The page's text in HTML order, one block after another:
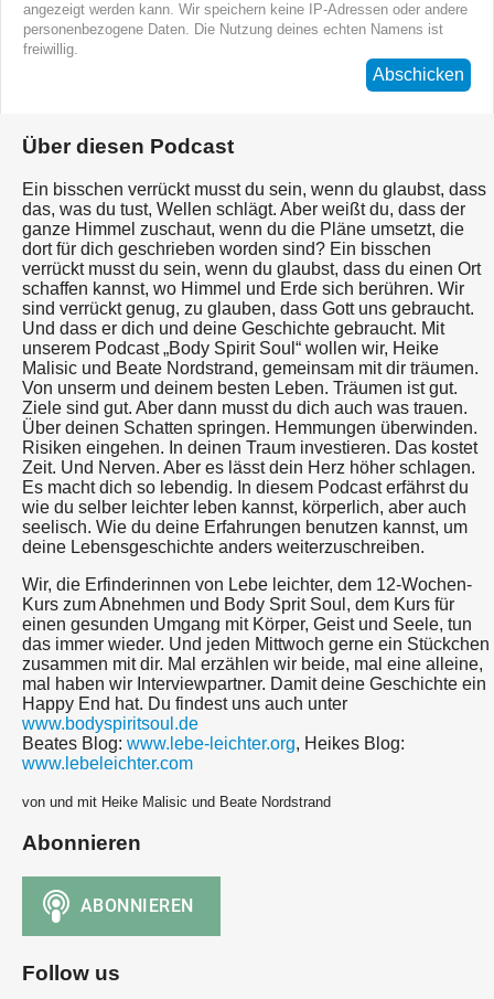
angezeigt werden kann. Wir speichern keine IP-Adressen oder andere
personenbezogene Daten. Die Nutzung deines echten Namens ist
freiwillig.
Abschicken
Über diesen Podcast
Ein bisschen verrückt musst du sein, wenn du glaubst, dass
das, was du tust, Wellen schlägt. Aber weißt du, dass der
ganze Himmel zuschaut, wenn du die Pläne umsetzt, die
dort für dich geschrieben worden sind? Ein bisschen
verrückt musst du sein, wenn du glaubst, dass du einen Ort
schaffen kannst, wo Himmel und Erde sich berühren. Wir
sind verrückt genug, zu glauben, dass Gott uns gebraucht.
Und dass er dich und deine Geschichte gebraucht. Mit
unserem Podcast „Body Spirit Soul“ wollen wir, Heike
Malisic und Beate Nordstrand, gemeinsam mit dir träumen.
Von unserm und deinem besten Leben. Träumen ist gut.
Ziele sind gut. Aber dann musst du dich auch was trauen.
Über deinen Schatten springen. Hemmungen überwinden.
Risiken eingehen. In deinen Traum investieren. Das kostet
Zeit. Und Nerven. Aber es lässt dein Herz höher schlagen.
Es macht dich so lebendig. In diesem Podcast erfährst du
wie du selber leichter leben kannst, körperlich, aber auch
seelisch. Wie du deine Erfahrungen benutzen kannst, um
deine Lebensgeschichte anders weiterzuschreiben.
Wir, die Erfinderinnen von Lebe leichter, dem 12-Wochen-
Kurs zum Abnehmen und Body Sprit Soul, dem Kurs für
einen gesunden Umgang mit Körper, Geist und Seele, tun
das immer wieder. Und jeden Mittwoch gerne ein Stückchen
zusammen mit dir. Mal erzählen wir beide, mal eine alleine,
mal haben wir Interviewpartner. Damit deine Geschichte ein
Happy End hat. Du findest uns auch unter
www.bodyspiritsoul.de
Beates Blog: www.lebe-leichter.org, Heikes Blog:
www.lebeleichter.com
von und mit Heike Malisic und Beate Nordstrand
Abonnieren
Follow us